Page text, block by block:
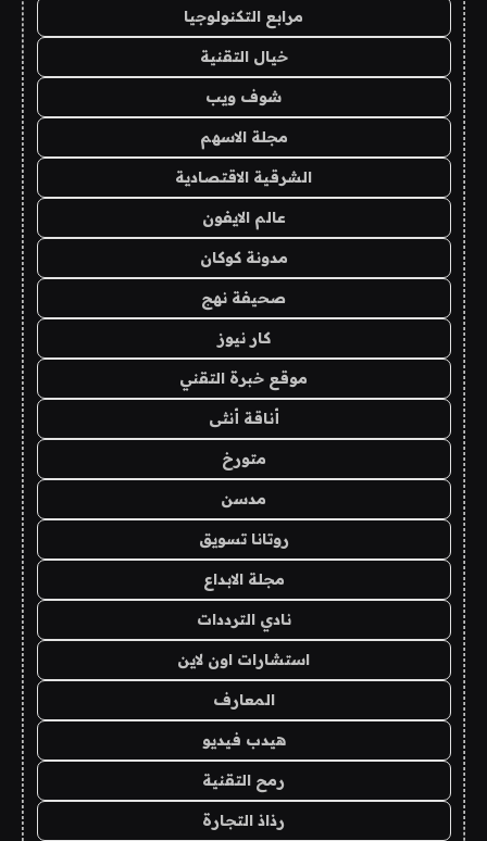
مرابع التكنولوجيا
خيال التقنية
شوف ويب
مجلة الاسهم
الشرقية الاقتصادية
عالم الايفون
مدونة كوكان
صحيفة نهج
كار نيوز
موقع خبرة التقني
أناقة أنثى
متورخ
مدسن
روتانا تسويق
مجلة الابداع
نادي الترددات
استشارات اون لاين
المعارف
هيدب فيديو
رمح التقنية
رذاذ التجارة